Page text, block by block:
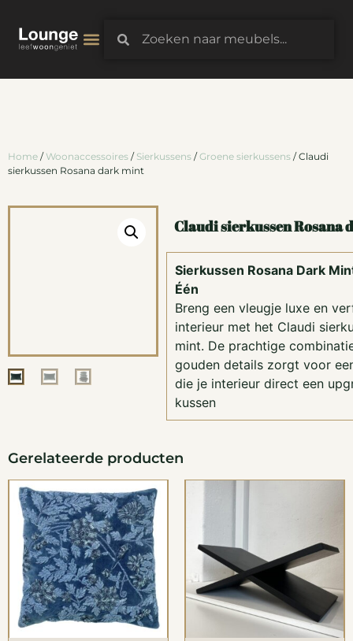
Home / Woonaccessoires / Sierkussens /Groene sierkussens / Claudi
sierkussen Rosana dark mint
Claudi sierkussen Rosana
Sierkussen Rosana Dark
Één
Breng een vleugje luxe en
interieur met het Claudi
mint. De prachtige
gouden details zorgt voor
die je interieur direct een
kussen
Gerelateerde producten